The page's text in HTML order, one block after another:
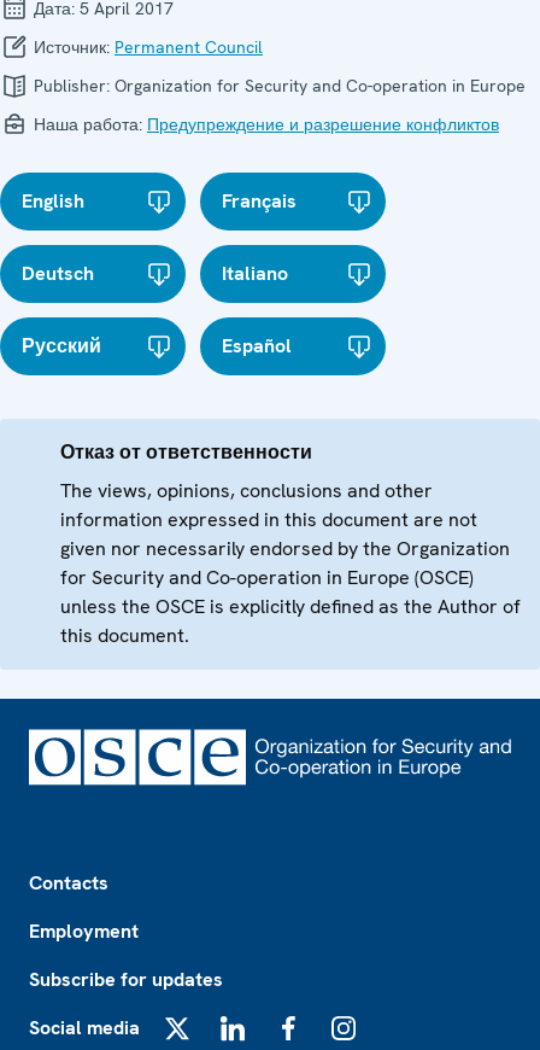
Дата: 5 April 2017
Источник: Permanent Council
Publisher: Organization for Security and Co-operation in Europe
Наша работа: Предупреждение и разрешение конфликтов
English Français
Deutsch Italiano
Русский Español
Отказ от ответственности
The views, opinions, conclusions and other
information expressed in this document are not
given nor necessarily endorsed by the Organization
for Security and Co-operation in Europe (OSCE)
unless the OSCE is explicitly defined as the Author of
this document.
Contacts
Employment
Subscribe for updates
Social media